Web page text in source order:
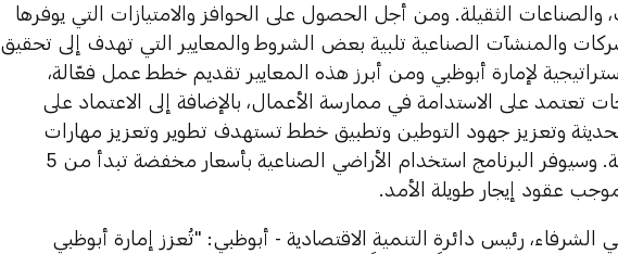
والصناعات الثقيلة. ومن أجل الحصول على الحوافز والامتيازات التي يوفرها
والمنشآت الصناعية تلبية بعض الشروط والمعايير التي تهدف إلى تحقيق
لإمارة أبوظبي ومن أبرز هذه المعايير تقديم خطط عمل فعّالة،
تعتمد على الاستدامة في ممارسة الأعمال، بالإضافة إلى الاعتماد على
وتعزيز جهود التوطين وتطبيق خطط تستهدف تطوير وتعزيز مهارات
وكفاءات القوى العاملة. وسيوفر البرنامج استخدام الأراضي الصناعية بأسعار مخفضة تبدأ من 5
عقود إيجار طويلة الأمد.
رئيس دائرة التنمية الاقتصادية - أبوظبي: "تُعزز إمارة أبوظبي